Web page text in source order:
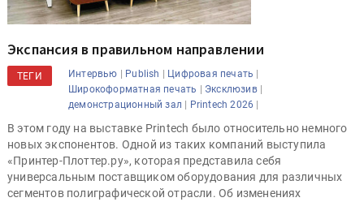
Экспансия в правильном направлении
ТЕГИ Интервью | Publish | Цифровая печать |
Широкоформатная печать | Эксклюзив|
демонстрационный зал | Printech 2026 |
В этом году на выставке Printech было относительно немного
новых экспонентов. Одной из таких компаний выступила
«Принтер-Плоттер.ру», которая представила себя
универсальным поставщиком оборудования для различных
сегментов полиграфической отрасли. Об изменениях